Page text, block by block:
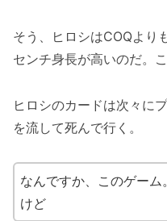
そう、ヒロシはCOQより
センチ身長が高いのだ。こ
ヒロシのカードは次々に
を流して死んで行く。
なんですか、このゲー
けど